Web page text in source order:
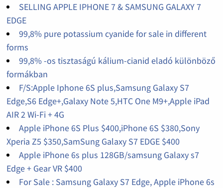
SELLING APPLE IPHONE 7 & SAMSUNG GALAXY 7
EDGE
99,8% pure potassium cyanide for sale in different
forms
99,8% -os tisztaságú kálium-cianid eladó különböző
formákban
F/S:Apple Iphone 6S plus,Samsung Galaxy S7
Edge,S6 Edge+,Galaxy Note 5,HTC One M9+,Apple iPad
AIR 2 Wi-Fi + 4G
Apple iPhone 6S Plus $400,iPhone 6S $380,Sony
Xperia Z5 $350,SamSung Galaxy S7 EDGE $400
Apple iPhone 6s plus 128GB/samsung Galaxy s7
Edge + Gear VR $400
For Sale : Samsung Galaxy S7 Edge, Apple iPhone 6s